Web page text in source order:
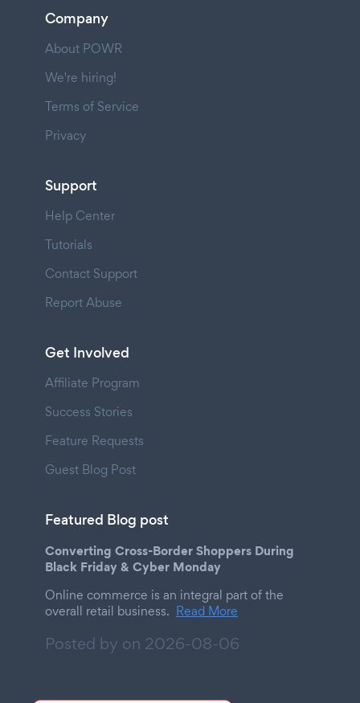
Company
About POWR
We're hiring!
Terms of Service
Privacy
Support
Help Center
Tutorials
Contact Support
Report Abuse
Get Involved
Affiliate Program
Success Stories
Feature Requests
Guest Blog Post
Featured Blog post
Converting Cross-Border Shoppers During
Black Friday & Cyber Monday
Online commerce is an integral part of the
overall retail business. Read More
Posted by on 2026-08-06